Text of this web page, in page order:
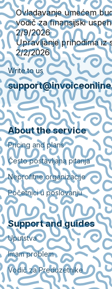
Ovladavanje umećem
vodič za finansijski
2/9/2026
Upravljanje prihodima iz
2/2/2026
Write to us
About the service
Pricing and plans
Često postavljana pitanja
Neprofitne organizacije
Početnici u poslovanju
Support and guides
Uputstva
Imam problem
Vodič za Preduzetnike